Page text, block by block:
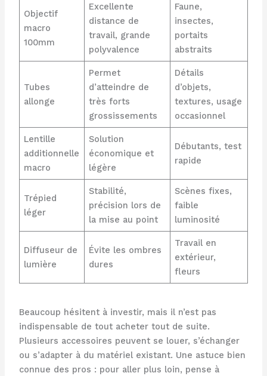
Objectif
macro
100mm
Excellente
distance de
travail, grande
polyvalence
Faune,
insectes,
portaits
abstraits
Tubes
allonge
Permet
d’atteindre de
très forts
grossissements
Détails
d’objets,
textures, usage
occasionnel
Lentille
additionnelle
macro
Solution
économique et
légère
Débutants, test
rapide
Trépied
léger
Stabilité,
précision lors de
la mise au point
Scènes fixes,
faible
luminosité
Diffuseur de
lumière
Évite les ombres
dures
Travail en
extérieur,
fleurs
Beaucoup hésitent à investir, mais il n’est pas
indispensable de tout acheter tout de suite.
Plusieurs accessoires peuvent se louer, s’échanger
ou s’adapter à du matériel existant. Une astuce bien
connue des pros : pour aller plus loin, pense à